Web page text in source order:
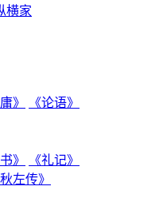
横家
》
《论语》
》
《礼记》
左传》